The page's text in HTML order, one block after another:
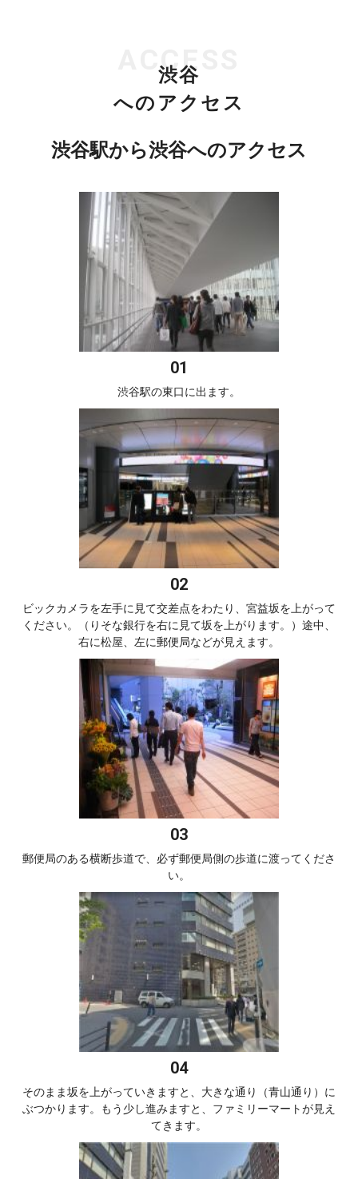
渋谷
へのアクセス
ACCESS
渋谷駅から渋谷へのアクセス
渋谷駅の東口に出ます。
ビックカメラを左手に見て交差点をわたり、宮益坂を上がって
ください。（りそな銀行を右に見て坂を上がります。）途中、
右に松屋、左に郵便局などが見えます。
郵便局のある横断歩道で、必ず郵便局側の歩道に渡ってくださ
い。
そのまま坂を上がっていきますと、大きな通り（青山通り）に
ぶつかります。もう少し進みますと、ファミリーマートが見え
てきます。